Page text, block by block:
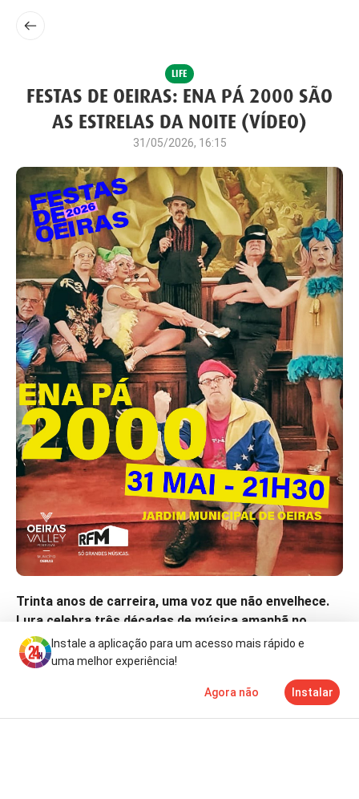
LIFE
FESTAS DE OEIRAS: ENA PÁ 2000 SÃO
AS ESTRELAS DA NOITE (VÍDEO)
31/05/2026, 16:15
Trinta anos de carreira, uma voz que não envelhece.
Lura celebra três décadas de música amanhã no
Jardim Municipal de Oeiras, às 21:30.
Uma das maiores vozes da música lusófona, com raízes
em Cabo Verde e um percurso que percorreu o mundo. Um
Mais
Instale a aplicação para um acesso mais rápido e
uma melhor experiência!
Agora não Instalar